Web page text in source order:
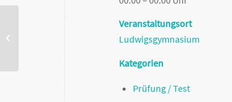
Veranstaltungsort
Ludwigsgymnasium
Kategorien
Prüfung / Test